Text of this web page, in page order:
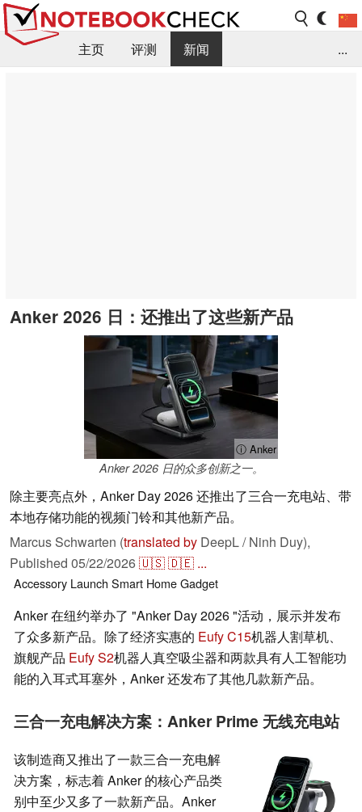
主页 评测
新闻
...
Anker 2026 日：还推出了这些新产品
ⓘ Anker
Anker 2026 日的众多创新之一。
除主要亮点外，Anker Day 2026 还推出了三合一充电站、带
本地存储功能的视频门铃和其他新产品。
Marcus Schwarten (translated by DeepL / Ninh Duy),
Published 05/22/2026🇺🇸🇩🇪 ...
Accessory Launch Smart HomeGadget
Anker 在纽约举办了 "Anker Day 2026 "活动，展示并发布
了众多新产品。除了经济实惠的 Eufy C15机器人割草机、
旗舰产品 Eufy S2机器人真空吸尘器和两款具有人工智能功
能的入耳式耳塞外，Anker 还发布了其他几款新产品。
三合一充电解决方案：Anker Prime 无线充电站
该制造商又推出了一款三合一充电解
决方案，标志着 Anker 的核心产品类
别中至少又多了一款新产品。Anker